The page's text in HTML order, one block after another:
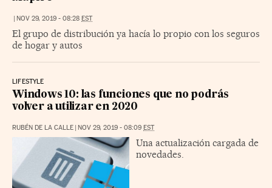
NOV 29, 2019 - 08:28 EST
El grupo de distribución ya hacía lo propio con los seguros
de hogar y autos
LIFESTYLE
Windows 10: las funciones que no podrás
volver a utilizar en 2020
RUBÉN DE LA CALLE NOV 29, 2019 - 08:09 EST
Una actualización cargada de
novedades.